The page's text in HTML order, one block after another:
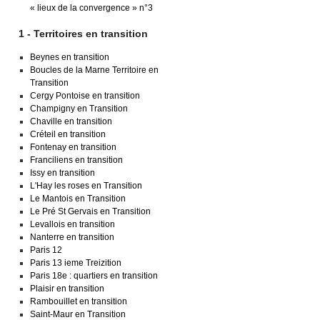
« lieux de la convergence » n°3
1 - Territoires en transition
Beynes en transition
Boucles de la Marne Territoire en
Transition
Cergy Pontoise en transition
Champigny en Transition
Chaville en transition
Créteil en transition
Fontenay en transition
Franciliens en transition
Issy en transition
L'Hay les roses en Transition
Le Mantois en Transition
Le Pré St Gervais en Transition
Levallois en transition
Nanterre en transition
Paris 12
Paris 13 ieme Treizition
Paris 18e : quartiers en transition
Plaisir en transition
Rambouillet en transition
Saint-Maur en Transition